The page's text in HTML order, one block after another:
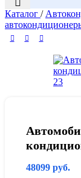
Каталог /
48099 руб.